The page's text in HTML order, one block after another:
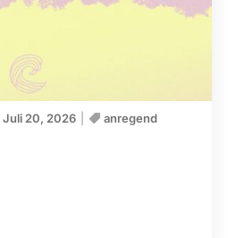
Juli 20, 2026 anregend